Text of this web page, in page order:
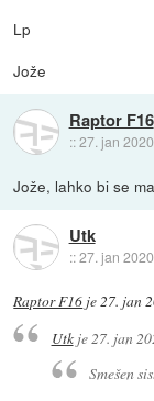
Lp
Jože
Raptor F16
::27. jan
Jože, lahko bi se
Utk
::27. jan
Raptor F16 je27. jan
Utkje 27. jan
Smešen